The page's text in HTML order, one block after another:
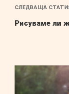
Следваща
публикация
СЛЕДВАЩА
Рисуваме ли